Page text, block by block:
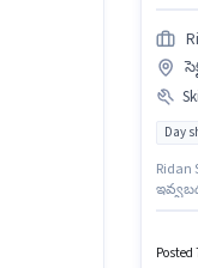
Day
Posted